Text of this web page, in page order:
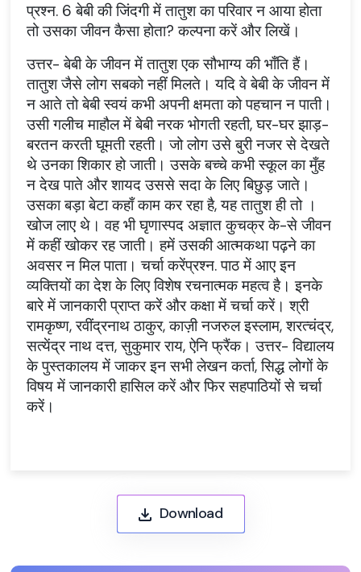
प्रश्न. 6 बेबी की जिंदगी में तातुश का परिवार न आया होता
तो उसका जीवन कैसा होता? कल्पना करें और लिखें।
उत्तर- बेबी के जीवन में तातुश एक सौभाग्य की भाँति हैं।
तातुश जैसे लोग सबको नहीं मिलते। यदि वे बेबी के जीवन में
न आते तो बेबी स्वयं कभी अपनी क्षमता को पहचान न पाती।
उसी गलीच माहौल में बेबी नरक भोगती रहती, घर-घर झाड़-
बरतन करती घूमती रहती। जो लोग उसे बुरी नजर से देखते
थे उनका शिकार हो जाती। उसके बच्चे कभी स्कूल का मुँह
न देख पाते और शायद उससे सदा के लिए बिछुड़ जाते।
उसका बड़ा बेटा कहाँ काम कर रहा है, यह तातुश ही तो ।
खोज लाए थे। वह भी घृणास्पद अज्ञात कुचक्र के-से जीवन
में कहीं खोकर रह जाती। हमें उसकी आत्मकथा पढ़ने का
अवसर न मिल पाता। चर्चा करेंप्रश्न. पाठ में आए इन
व्यक्तियों का देश के लिए विशेष रचनात्मक महत्व है। इनके
बारे में जानकारी प्राप्त करें और कक्षा में चर्चा करें। श्री
रामकृष्ण, रवींद्रनाथ ठाकुर, काज़ी नजरुल इस्लाम, शरत्चंद्र,
सत्येंद्र नाथ दत्त, सुकुमार राय, ऐनि फ्रैंक। उत्तर- विद्यालय
के पुस्तकालय में जाकर इन सभी लेखन कर्ता, सिद्ध लोगों के
विषय में जानकारी हासिल करें और फिर सहपाठियों से चर्चा
करें।
Download